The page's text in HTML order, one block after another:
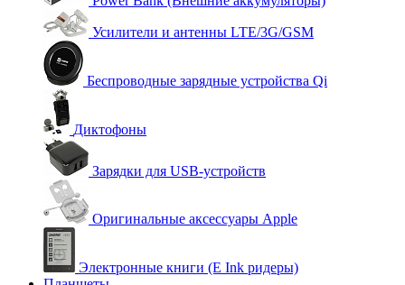
Усилители и антенны LTE/3G/GSM
Беспроводные зарядные устройства Qi
Диктофоны
Зарядки для USB-устройств
Оригинальные аксессуары Apple
Электронные книги (E Ink ридеры)